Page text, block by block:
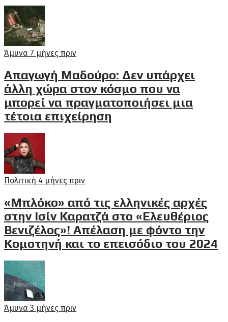
Άμυνα 7 μήνες πριν
Απαγωγή Μαδούρο: Δεν υπάρχει
άλλη χώρα στον κόσμο που να
μπορεί να πραγματοποιήσει μια
τέτοια επιχείρηση
Πολιτική 4 μήνες πριν
«Μπλόκο» από τις ελληνικές αρχές
στην Ισίν Καρατζά στο «Ελευθέριος
Βενιζέλος»! Απέλαση με φόντο την
Κομοτηνή και το επεισόδιο του 2024
Άμυνα 3 μήνες πριν